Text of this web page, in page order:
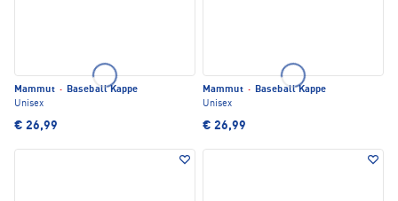
Mammut · Baseball Kappe
Unisex
€ 26,99
Mammut · Baseball Kappe
Unisex
€ 26,99